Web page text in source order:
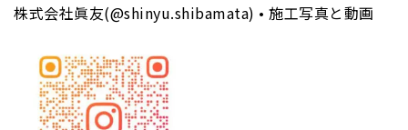
株式会社眞友(@shinyu.shibamata) • 施工写真と動画